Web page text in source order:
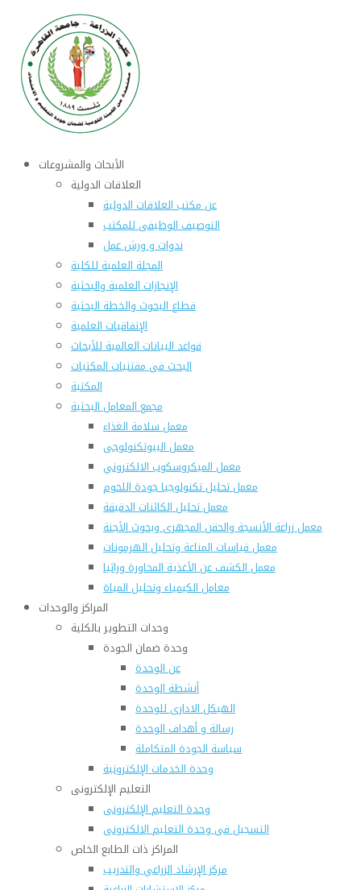
الأبحاث والمشروعات
العلاقات الدولية
عن مكتب العلاقات الدولية
التوصيف الوظيفى للمكتب
ندوات و ورش عمل
المجلة العلمية للكلية
الإنجازات العلمية والبحثية
قطاع البحوث والخطة البحثية
الإتفاقيات العلمية
قواعد البيانات العالمية للأبحاث
البحث فى مقتنيات المكتبات
المكتبة
مجمع المعامل البحثية
معمل سلامة الغذاء
معمل البيوتكنولوجى
معمل الميكروسكوب الالكتروني
معمل تحليل تكنولوجيا جودة اللحوم
معمل تحليل الكائنات الدقيقة
معمل زراعة الأنسجة والحقن المجهرى وبحوث الأجنة
معمل قياسات المناعة وتحليل الهرمونات
معمل الكشف عن الأغذية المحاورة وراثيا
معامل الكيمياء وتحليل المياة
المراكز والوحدات
وحدات التطوير بالكلية
وحدة ضمان الجودة
عن الوحدة
أنشطة الوحدة
الهيكل الادارى للوحدة
رسالة و أهداف الوحدة
سياسة الجودة المتكاملة
وحدة الخدمات الإلكترونية
التعليم الإلكترونى
وحدة التعليم الإلكترونى
التسجيل فى وحدة التعليم الالكترونى
المراكز ذات الطابع الخاص
مركز الإرشاد الزراعي والتدريب